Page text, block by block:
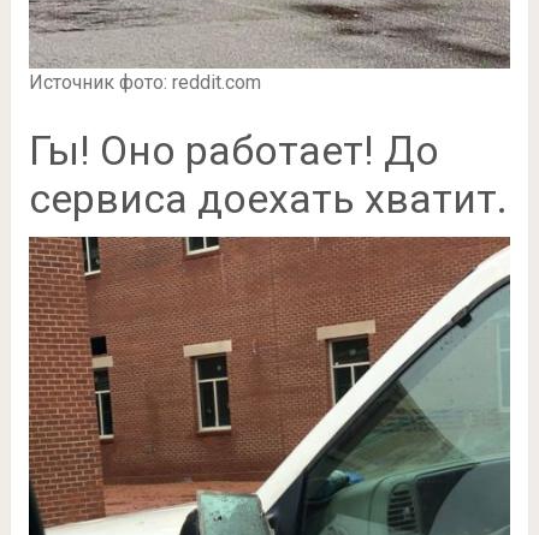
Источник фото: reddit.com
Гы! Оно работает! До
сервиса доехать хватит.